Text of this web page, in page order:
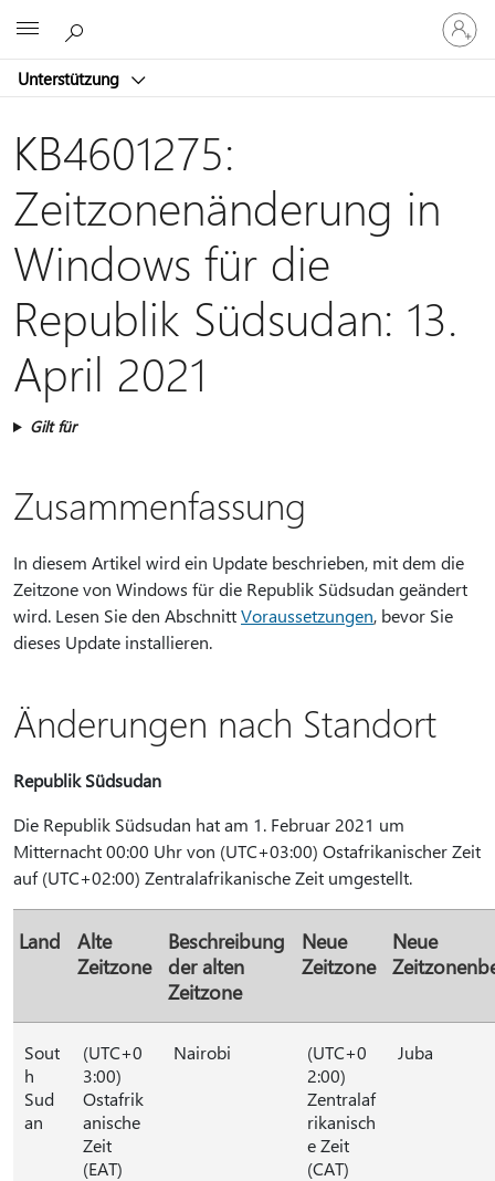
Unterstützung
Bei
Ihrem
Konto
KB4601275:
Zeitzonenänderung in
Windows für die
Republik Südsudan: 13.
April 2021
Gilt für
Zusammenfassung
In diesem Artikel wird ein Update beschrieben, mit dem die
Zeitzone von Windows für die Republik Südsudan geändert
wird. Lesen Sie den AbschnittVoraussetzungen, bevor Sie
dieses Update installieren.
Änderungen nach Standort
Republik Südsudan
Die Republik Südsudan hat am 1. Februar 2021 um
Mitternacht 00:00 Uhr von (UTC+03:00) Ostafrikanischer Zeit
auf (UTC+02:00) Zentralafrikanische Zeit umgestellt.
Land
Alte
Zeitzone
Beschreibung
der alten
Zeitzone
Neue
Zeitzone
Neue
Sout
h
Sud
an
(UTC+0
3:00)
Ostafrik
anische
Zeit
(EAT)
Nairobi
(UTC+0
2:00)
Zentralaf
rikanisch
e Zeit
(CAT)
Juba